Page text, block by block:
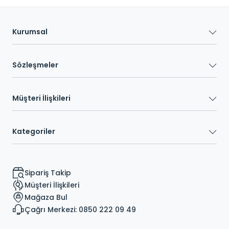
Kurumsal
Sözleşmeler
Müşteri İlişkileri
Kategoriler
Sipariş Takip
Müşteri İlişkileri
Mağaza Bul
Çağrı Merkezi: 0850 222 09 49